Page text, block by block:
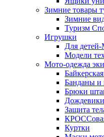
Зимние товары
Зимние
Туризм
Игрушки
Для
Модели
Мото-одежда
Банданы и
Брюки
Дождевики
Защита
Куртки